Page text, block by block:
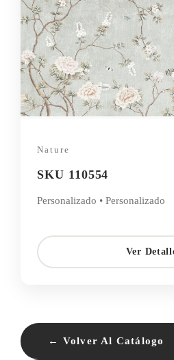
Nature
SKU 110554
Personalizado • Personalizado
Ver
← Volver Al Catálogo